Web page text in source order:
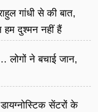
गांधी से की बात,
हम दुश्मन नहीं हैं
लोगों ने बचाई जान,
सेंटरों के